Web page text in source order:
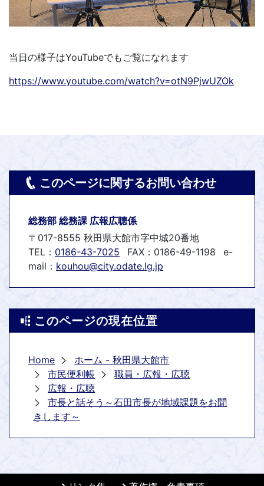
当日の様子はYouTubeでもご覧になれます
https://www.youtube.com/watch?v=otN9PjwUZOk
このページに関するお問い合わせ
総務部 総務課 広報広聴係
〒017-8555 秋田県大館市字中城20番地
TEL： 0186-43-7025 FAX：0186-49-1198
e-
mail： kouhou@city.odate.lg.jp
このページの現在位置
Home
ホーム - 秋田県大館市
市民便利帳
職員・広報・広聴
広報・広聴
市長と話そう～石田市長が地域課題をお聞
きします～